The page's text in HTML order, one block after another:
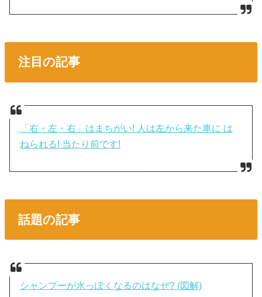
注目の記事
「右・左・右」はまちがい! 人は左から来た車に は
ねられる! 当たり前です!
話題の記事
シャンプーが水っぽくなるのはなぜ? (図解)